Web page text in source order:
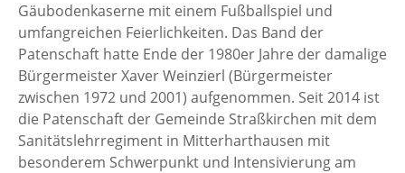
Gäubodenkaserne mit einem Fußballspiel und
umfangreichen Feierlichkeiten. Das Band der
Patenschaft hatte Ende der 1980er Jahre der damalige
Bürgermeister Xaver Weinzierl (Bürgermeister
zwischen 1972 und 2001) aufgenommen. Seit 2014 ist
die Patenschaft der Gemeinde Straßkirchen mit dem
Sanitätslehrregiment in Mitterharthausen mit
besonderem Schwerpunkt und Intensivierung am